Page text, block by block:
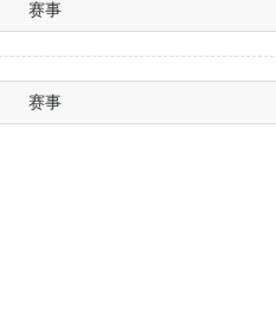
赛事
赛事